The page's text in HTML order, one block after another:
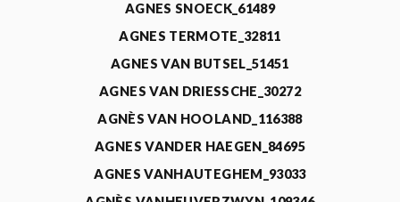
AGNES SNOECK_61489
AGNES TERMOTE_32811
AGNES VAN BUTSEL_51451
AGNES VAN DRIESSCHE_30272
AGNÈS VAN HOOLAND_116388
AGNES VANDER HAEGEN_84695
AGNES VANHAUTEGHEM_93033